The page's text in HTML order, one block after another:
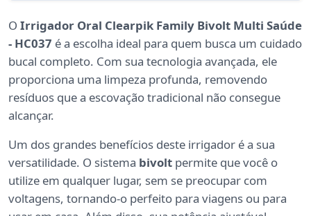
O Irrigador Oral Clearpik Family Bivolt Multi Saúde
- HC037 é a escolha ideal para quem busca um cuidado
bucal completo. Com sua tecnologia avançada, ele
proporciona uma limpeza profunda, removendo
resíduos que a escovação tradicional não consegue
alcançar.
Um dos grandes benefícios deste irrigador é a sua
versatilidade. O sistema bivolt permite que você o
utilize em qualquer lugar, sem se preocupar com
voltagens, tornando-o perfeito para viagens ou para